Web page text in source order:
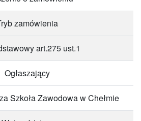
zamówienia
art.275 ust.1
Ogłaszający
Szkoła Zawodowa w Chełmie